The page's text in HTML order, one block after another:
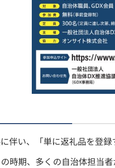
伴い、「単に返礼品を登
時期、多くの自治体担当